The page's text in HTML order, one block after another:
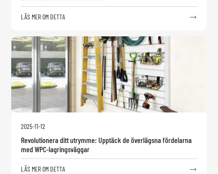
LÄS MER OM DETTA 
2025-11-12
Revolutionera ditt utrymme: Upptäck de överlägsna fördelarna
med WPC-lagringsväggar
LÄS MER OM DETTA 